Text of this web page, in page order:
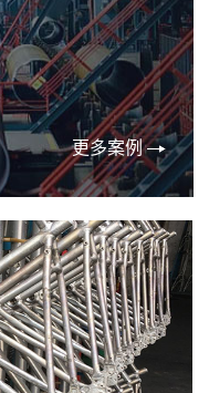
更多案例